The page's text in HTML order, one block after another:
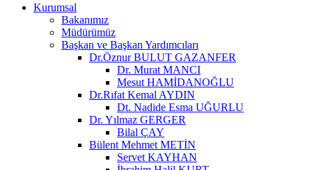
Kurumsal
Bakanımız
Müdürümüz
Başkan ve Başkan Yardımcıları
Dr.Öznur BULUT GAZANFER
Dr. Murat MANCI
Mesut HAMİDANOĞLU
Dr.Rıfat Kemal AYDIN
Dt. Nadide Esma UĞURLU
Dr. Yılmaz GERGER
Bilal ÇAY
Bülent Mehmet METİN
Servet KAYHAN